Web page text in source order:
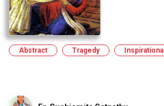
Abstract Tragedy Inspirational